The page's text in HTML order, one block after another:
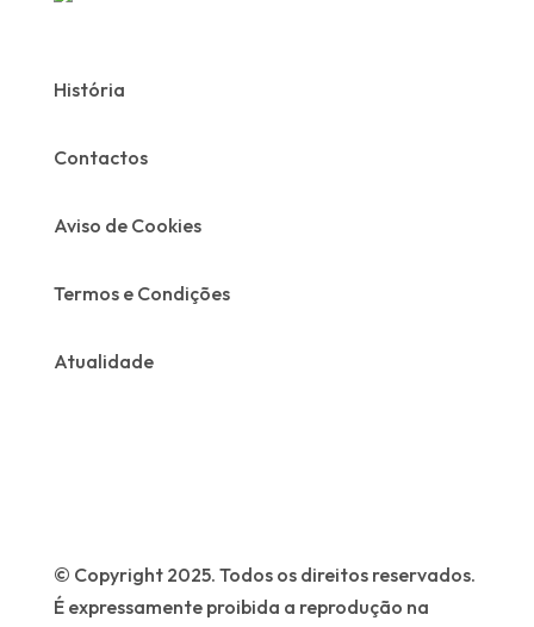
História
Contactos
Aviso de Cookies
Termos e Condições
Atualidade
© Copyright 2025. Todos os direitos reservados.
É expressamente proibida a reprodução na